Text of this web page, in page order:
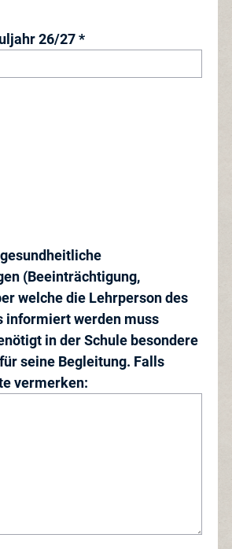
Klasse im Schuljahr 26/27 *
(Beeinträchtigung,
welche die Lehrperson des
informiert werden muss
in der Schule besondere
seine Begleitung. Falls
vermerken: